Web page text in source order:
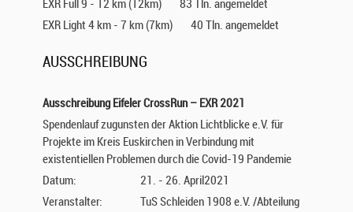
EXR Full 9 - 12 km (12km)
83 Tln. angemeldet
EXR Light 4 km - 7 km (7km)
40 Tln. angemeldet
AUSSCHREIBUNG
Ausschreibung Eifeler CrossRun – EXR 2021
Spendenlauf zugunsten der Aktion Lichtblicke e.V. für
Projekte im Kreis Euskirchen in Verbindung mit
existentiellen Problemen durch die Covid-19 Pandemie
Datum: 21. - 26. April2021
Veranstalter:
TuS Schleiden 1908 e.V. /Abteilung